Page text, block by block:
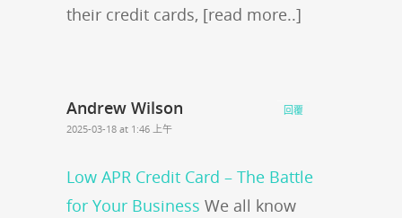
their credit cards, [read more..]
Andrew Wilson
2025-03-18 at 1:46 上午
Low APR Credit Card – The Battle
for Your Business We all know
回覆